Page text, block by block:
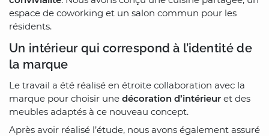
espace de coworking et un salon commun pour les
résidents.
Un intérieur qui correspond à l’identité de
la marque
Le travail a été réalisé en étroite collaboration avec la
marque pour choisir une décoration d’intérieur et des
meubles adaptés à ce nouveau concept.
Après avoir réalisé l’étude, nous avons également assuré